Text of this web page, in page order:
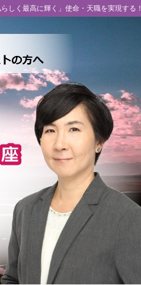
しく最高に輝く」使命・天職を実現する！